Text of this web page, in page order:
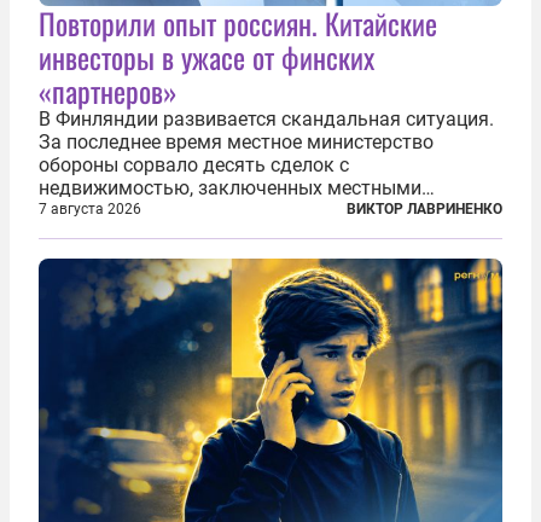
Повторили опыт россиян. Китайские
инвесторы в ужасе от финских
«партнеров»
В Финляндии развивается скандальная ситуация.
За последнее время местное министерство
обороны сорвало десять сделок с
недвижимостью, заключенных местными
фирмами с китайским капиталом. Чиновники
заявили, что они могли заключаться с целью
создания в Финляндии шпионской сети, чтобы
следить за...
7 августа 2026 ВИКТОР ЛАВРИНЕНКО